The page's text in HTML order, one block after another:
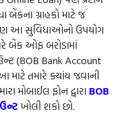
ગ્રાહકો માટે જ
આ સુવિધાઓનો ઉપયોગ
બેંક ઓફ બરોડામાં
(BOB Bank Account
તમારે ક્યાંય જવાની
મોબાઈલ ફોન દ્વારા BOB
ખોલી શકો છો.